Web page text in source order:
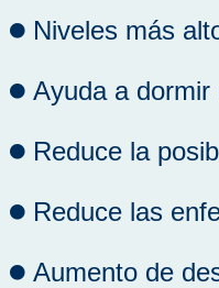
Niveles más
Ayuda a dormir
Reduce la
Reduce las
Aumento de